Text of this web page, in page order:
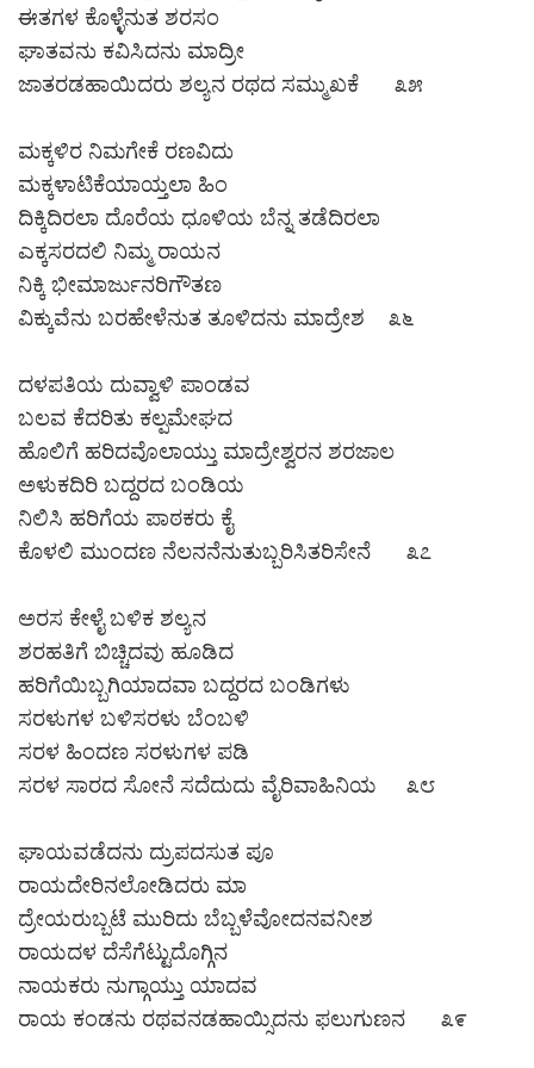
ಈತಗಳ ಕೊಳ್ಳೆನುತ ಶರಸಂ
ಘಾತವನು ಕವಿಸಿದನು ಮಾದ್ರೀ
ಜಾತರಡಹಾಯಿದರು ಶಲ್ಯನ ರಥದ ಸಮ್ಮುಖಕೆ ೩೫
ಮಕ್ಕಳಿರ ನಿಮಗೇಕೆ ರಣವಿದು
ಮಕ್ಕಳಾಟಿಕೆಯಾಯ್ತಲಾ ಹಿಂ
ದಿಕ್ಕಿದಿರಲಾ ದೊರೆಯ ಧೂಳಿಯ ಬೆನ್ನ ತಡೆದಿರಲಾ
ಎಕ್ಕಸರದಲಿ ನಿಮ್ಮ ರಾಯನ
ನಿಕ್ಕಿ ಭೀಮಾರ್ಜುನರಿಗೌತಣ
ವಿಕ್ಕುವೆನು ಬರಹೇಳೆನುತ ತೂಳಿದನು ಮಾದ್ರೇಶ ೩೬
ದಳಪತಿಯ ದುವ್ವಾಳಿ ಪಾಂಡವ
ಬಲವ ಕೆದರಿತು ಕಲ್ಪಮೇಘದ
ಹೊಲಿಗೆ ಹರಿದವೊಲಾಯ್ತು ಮಾದ್ರೇಶ್ವರನ ಶರಜಾಲ
ಅಳುಕದಿರಿ ಬದ್ದರದ ಬಂಡಿಯ
ನಿಲಿಸಿ ಹರಿಗೆಯ ಪಾಠಕರು ಕೈ
ಕೊಳಲಿ ಮುಂದಣ ನೆಲನನೆನುತುಬ್ಬರಿಸಿತರಿಸೇನೆ ೩೭
ಅರಸ ಕೇಳೈ ಬಳಿಕ ಶಲ್ಯನ
ಶರಹತಿಗೆ ಬಿಚ್ಚಿದವು ಹೂಡಿದ
ಹರಿಗೆಯಿಬ್ಬಗಿಯಾದವಾ ಬದ್ದರದ ಬಂಡಿಗಳು
ಸರಳುಗಳ ಬಳಿಸರಳು ಬೆಂಬಳಿ
ಸರಳ ಹಿಂದಣ ಸರಳುಗಳ ಪಡಿ
ಸರಳ ಸಾರದ ಸೋನೆ ಸದೆದುದು ವೈರಿವಾಹಿನಿಯ ೩೮
ಘಾಯವಡೆದನು ದ್ರುಪದಸುತ ಪೂ
ರಾಯದೇರಿನಲೋಡಿದರು ಮಾ
ದ್ರೇಯರುಬ್ಬಟೆ ಮುರಿದು ಬೆಬ್ಬಳೆವೋದನವನೀಶ
ರಾಯದಳ ದೆಸೆಗೆಟ್ಟುದೊಗ್ಗಿನ
ನಾಯಕರು ನುಗ್ಗಾಯ್ತು ಯಾದವ
ರಾಯ ಕಂಡನು ರಥವನಡಹಾಯ್ಸಿದನು ಫಲುಗುಣನ ೩೯